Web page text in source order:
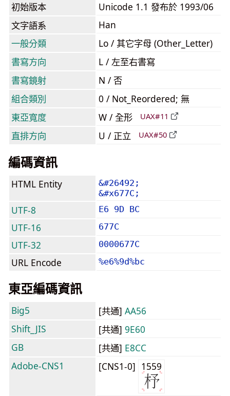
初始版本
Unicode 1.1 發布於 1993/06
文字語系
Han
一般分類
Lo / 其它字母 (Other_Letter)
書寫方向
L / 左至右書寫
書寫鏡射
N / 否
組合類別
0 / Not_Reordered; 無
東亞寬度
W / 全形 UAX#11
直排方向 U / 正立 UAX#50
編碼資訊
HTML Entity
&#26492;
&#x677C;
UTF-8 E6 9D BC
UTF-16 677C
UTF-32 0000677C
URL Encode %e6%9d%bc
東亞編碼資訊
Big5 [共通] AA56
Shift_JIS
[共通] 9E60
GB
[共通] E8CC
Adobe-CNS1
[CNS1-0] 1559